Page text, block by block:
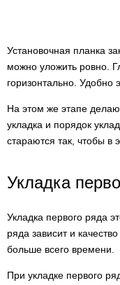
Установочная планка
можно уложить ровно.
горизонтально. Удобно
На этом же этапе
укладка и порядок
стараются так, чтобы в
Укладка
Укладка первого ряда
ряда зависит и
больше всего времени.
При укладке первого